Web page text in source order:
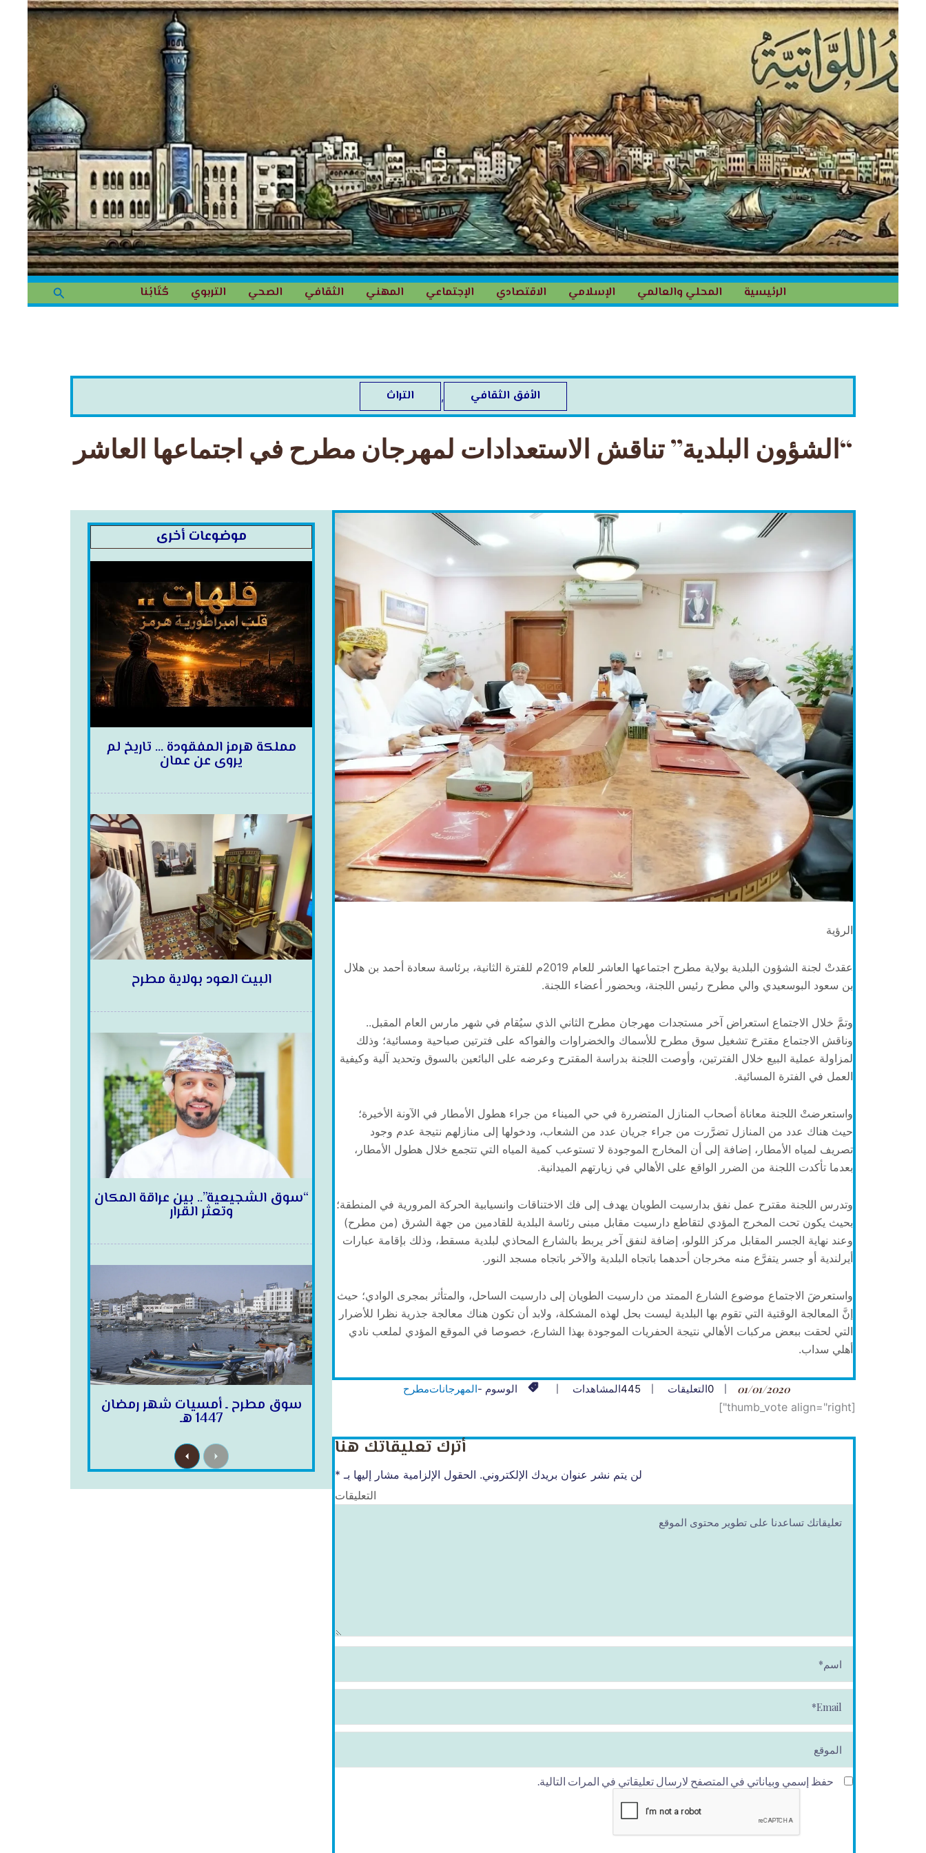
المحتوى
الرئيسية المحلي والعالمي الإسلامي الاقتصادي الإجتماعي المهني الثقافي الصحي التربوي كُتَابُنا البحث
الأفق الثقافي , التراث
“الشؤون البلدية” تناقش الاستعدادات لمهرجان مطرح في اجتماعها العاشر
الرؤية
عقدتْ لجنة الشؤون البلدية بولاية مطرح اجتماعها العاشر للعام 2019م للفترة الثانية، برئاسة سعادة أحمد بن هلال
بن سعود البوسعيدي والي مطرح رئيس اللجنة، وبحضور أعضاء اللجنة.
وتمَّ خلال الاجتماع استعراض آخر مستجدات مهرجان مطرح الثاني الذي سيُقام في شهر مارس العام المقبل..
وناقش الاجتماع مقترحَ تشغيل سوق مطرح للأسماك والخضراوات والفواكه على فترتين صباحية ومسائية؛ وذلك
لمزاولة عملية البيع خلال الفترتين، وأوصت اللجنة بدراسة المقترح وعرضه على البائعين بالسوق وتحديد آلية وكيفية
العمل في الفترة المسائية.
واستعرضتْ اللجنة معاناة أصحاب المنازل المتضررة في حي الميناء من جراء هطول الأمطار في الآونة الأخيرة؛
حيث هناك عدد من المنازل تضرَّرت من جراء جريان عدد من الشعاب، ودخولها إلى منازلهم نتيجة عدم وجود
تصريف لمياه الأمطار، إضافة إلى أن المخارج الموجودة لا تستوعب كمية المياه التي تتجمع خلال هطول الأمطار،
بعدما تأكدت اللجنة من الضرر الواقع على الأهالي في زيارتهم الميدانية.
وتدرس اللجنة مقترح عمل نفق بدارسيت الطويان يهدف إلى فك الاختناقات وانسيابية الحركة المرورية في المنطقة؛
بحيث يكون تحت المخرج المؤدي لتقاطع دارسيت مقابل مبنى رئاسة البلدية للقادمين من جهة الشرق (من مطرح)
وعند نهاية الجسر المقابل مركز اللولو، إضافة لنفق آخر يربط بالشارع المحاذي لبلدية مسقط، وذلك بإقامة عبارات
أيرلندية أو جسر يتفرَّع منه مخرجان أحدهما باتجاه البلدية والآخر باتجاه مسجد النور.
واستعرضَ الاجتماع موضوع الشارع الممتد من دارسيت الطويان إلى دارسيت الساحل، والمتأثر بمجرى الوادي؛ حيث
إنَّ المعالجة الوقتية التي تقوم بها البلدية ليست بحل لهذه المشكلة، ولابد أن تكون هناك معالجة جذرية نظرا للأضرار
التي لحقت ببعض مركبات الأهالي نتيجة الحفريات الموجودة بهذا الشارع، خصوصا في الموقع المؤدي لملعب نادي
أهلي سداب.
01/01/2020
0التعليقات 445المشاهدات الوسوم -المهرجاناتمطرح
[thumb_vote align="right"]
أترك تعليقاتك هنا
لن يتم نشر عنوان بريدك الإلكتروني. الحقول الإلزامية مشار إليها بـ *
التعليقات
م
*
ai
l*
حفظ إسمي وبياناتي في المتصفح لارسال تعليقاتي في المرات التالية.
موضوعات أخرى
مملكة هرمز المفقودة … تاريخ لم
يروى عن عمان
البيت العود بولاية مطرح
“سوق الشجيعية”.. بين عراقة المكان
وتعثر القرار
سوق مطرح ـ أمسيات شهر رمضان
1447 هـ
P
r
v
N
e
t